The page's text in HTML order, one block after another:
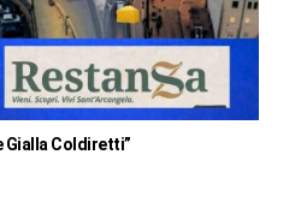
Gialla Coldiretti”